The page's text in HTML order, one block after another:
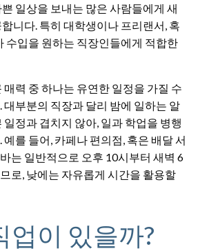
일상을 보내는 많은 사람들에게 새
니다. 특히 대학생이나 프리랜서, 혹
수입을 원하는 직장인들에게 적합한
매력 중 하나는 유연한 일정을 가질 수
대부분의 직장과 달리 밤에 일하는 알
일정과 겹치지 않아, 일과 학업을 병행
를 들어, 카페나 편의점, 혹은 배달 서
는 일반적으로 오후 10시부터 새벽 6
로, 낮에는 자유롭게 시간을 활용할
업이 있을까?